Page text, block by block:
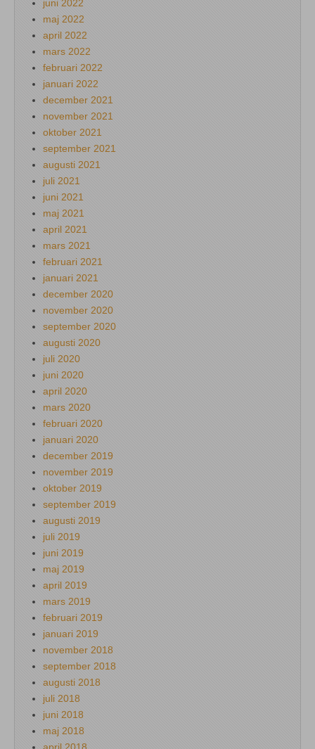
juni 2022
maj 2022
april 2022
mars 2022
februari 2022
januari 2022
december 2021
november 2021
oktober 2021
september 2021
augusti 2021
juli 2021
juni 2021
maj 2021
april 2021
mars 2021
februari 2021
januari 2021
december 2020
november 2020
september 2020
augusti 2020
juli 2020
juni 2020
april 2020
mars 2020
februari 2020
januari 2020
december 2019
november 2019
oktober 2019
september 2019
augusti 2019
juli 2019
juni 2019
maj 2019
april 2019
mars 2019
februari 2019
januari 2019
november 2018
september 2018
augusti 2018
juli 2018
juni 2018
maj 2018